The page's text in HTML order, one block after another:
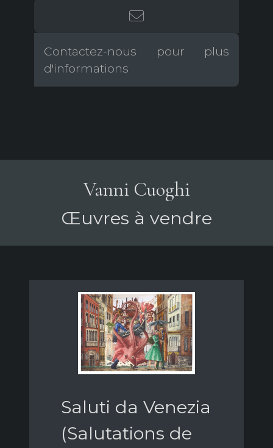
Contactez-nous pour plus
d'informations
Vanni Cuoghi
Œuvres à vendre
Saluti da Venezia
(Salutations de